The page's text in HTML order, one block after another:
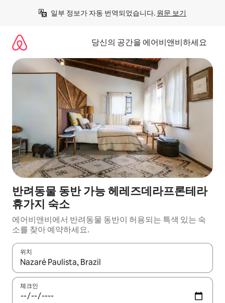
일부 정보가 자동 번역되었습니다. 원문 보기
당신의 공간을 에어비앤비하세요
반려동물 동반 가능 헤레즈데라프론테라
휴가지 숙소
에어비앤비에서 반려동물 동반이 허용되는 특색 있는 숙
소를 찾아 예약하세요.
위치
결과가 나오면 위·아래 화살표 키를 사용하거나 터치 또는 스와이
체크인